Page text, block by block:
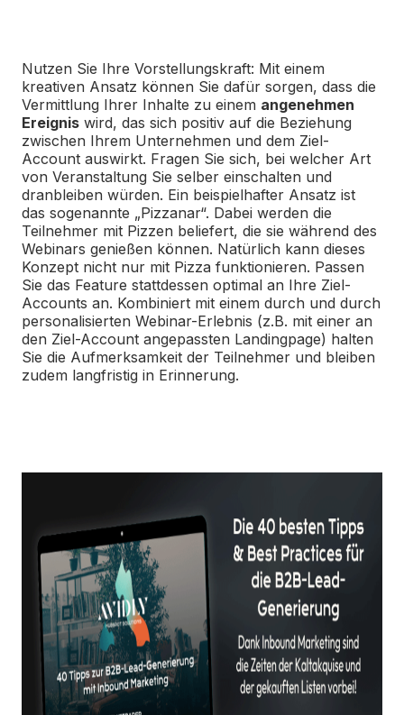
Nutzen Sie Ihre Vorstellungskraft: Mit einem
kreativen Ansatz können Sie dafür sorgen, dass die
Vermittlung Ihrer Inhalte zu einem angenehmen
Ereignis wird, das sich positiv auf die Beziehung
zwischen Ihrem Unternehmen und dem Ziel-
Account auswirkt. Fragen Sie sich, bei welcher Art
von Veranstaltung Sie selber einschalten und
dranbleiben würden. Ein beispielhafter Ansatz ist
das sogenannte „Pizzanar“. Dabei werden die
Teilnehmer mit Pizzen beliefert, die sie während des
Webinars genießen können. Natürlich kann dieses
Konzept nicht nur mit Pizza funktionieren. Passen
Sie das Feature stattdessen optimal an Ihre Ziel-
Accounts an. Kombiniert mit einem durch und durch
personalisierten Webinar-Erlebnis (z.B. mit einer an
den Ziel-Account angepassten Landingpage) halten
Sie die Aufmerksamkeit der Teilnehmer und bleiben
zudem langfristig in Erinnerung.